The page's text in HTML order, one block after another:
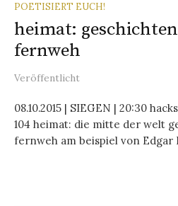
POETISIERT EUCH!
heimat:
fernweh
Veröffentlicht
08.10.2015 | SIEGEN | 20:30
104 heimat: die mitte der welt
fernweh am beispiel von Edgar